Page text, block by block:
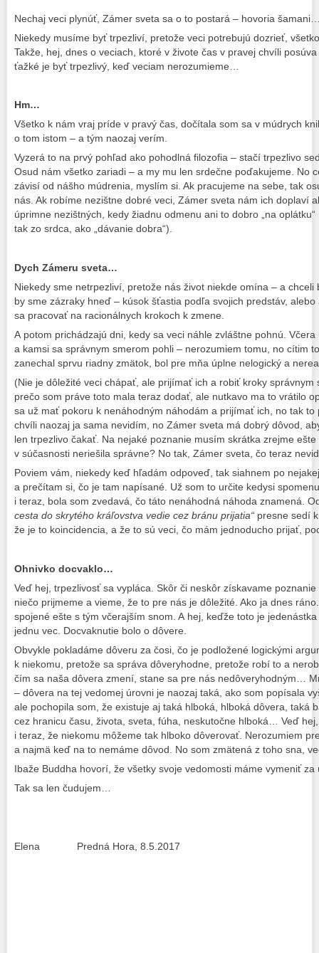
Nechaj veci plynúť, Zámer sveta sa o to postará – hovoria
Niekedy musíme byť trpezliví, pretože veci potrebujú dozrieť,
Takže, hej, dnes o veciach, ktoré v živote čas v pravej chvíli
ťažké je byť trpezlivý, keď veciam nerozumieme…
Hm…
Všetko k nám vraj príde v pravý čas, dočítala som sa v múdrych
o tom istom – a tým naozaj verím.
Vyzerá to na prvý pohľad ako pohodlná filozofia – stačí trpezlivo
Osud nám všetko zariadi – a my mu len srdečne poďakujeme. No
závisí od nášho múdrenia, myslím si. Ak pracujeme na sebe, tak
nás. Ak robíme nezištne dobré veci, Zámer sveta nám ich doplaví
úprimne nezištných, kedy žiadnu odmenu ani to dobro „na
tak zo srdca, ako „dávanie dobra“).
Dych Zámeru sveta…
Niekedy sme netrpezliví, pretože nás život niekde omína – a chceli
by sme zázraky hneď – kúsok šťastia podľa svojich predstáv,
sa pracovať na racionálnych krokoch k zmene.
A potom prichádzajú dni, kedy sa veci náhle zvláštne pohnú.
a kamsi sa správnym smerom pohli – nerozumiem tomu, no cítim
zanechal sprvu riadny zmätok, bol pre mňa úplne nelogický a
(Nie je dôležité veci chápať, ale prijímať ich a robiť kroky správnym
prečo som práve toto mala teraz dodať, ale nutkavo ma to vrátilo
sa už mať pokoru k nenáhodným náhodám a prijímať ich, no tak
chvíli naozaj ja sama nevidím, no Zámer sveta má dobrý dôvod,
len trpezlivo čakať. Na nejaké poznanie musím skrátka zrejme
v súčasnosti neriešila správne? No tak, Zámer sveta, čo teraz
Poviem vám, niekedy keď hľadám odpoveď, tak siahnem po
a prečítam si, čo je tam napísané. Už som to určite kedysi
i teraz, bola som zvedavá, čo táto nenáhodná náhoda znamená.
cesta do skrytého kráľovstva vedie cez bránu prijatia“ presne sedí
že je to koincidencia, a že to sú veci, čo mám jednoducho prijať,
Ohnivko docvaklo…
Veď hej, trpezlivosť sa vypláca. Skôr či neskôr získavame poznanie
niečo prijmeme a vieme, že to pre nás je dôležité. Ako ja dnes
spojené ešte s tým včerajším snom. A hej, keďže toto je
jednu vec. Docvaknutie bolo o dôvere.
Obvykle pokladáme dôveru za čosi, čo je podložené logickými
k niekomu, pretože sa správa dôveryhodne, pretože robí to a
čím sa naša dôvera zmení, stane sa pre nás nedôveryhodným…
– dôvera na tej vedomej úrovni je naozaj taká, ako som popísala
ale pochopila som, že existuje aj taká hlboká, hlboká dôvera, taká
cez hranicu času, života, sveta, fúha, neskutočne hlboká… Veď
i teraz, že niekomu môžeme tak hlboko dôverovať. Nerozumiem
a najmä keď na to nemáme dôvod. No som zmätená z toho sna,
Ibaže Buddha hovorí, že všetky svoje vedomosti máme vymeniť
Tak sa len čudujem…
Elena Predná Hora, 8.5.2017